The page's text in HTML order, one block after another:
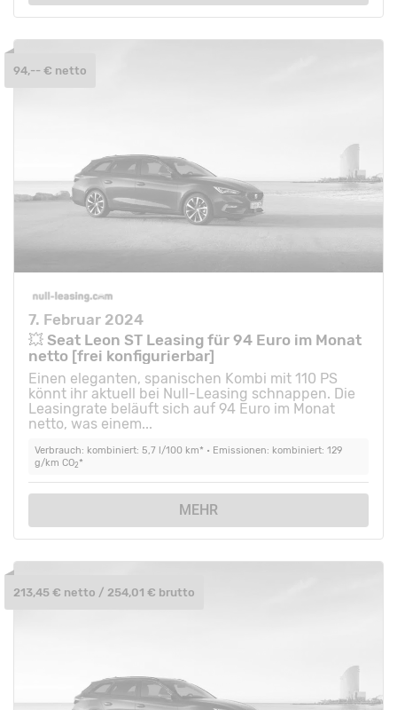
7. Februar 2024
💥 Seat Leon ST Leasing für 94 Euro im Monat
netto [frei konfigurierbar]
Einen eleganten, spanischen Kombi mit 110 PS
könnt ihr aktuell bei Null-Leasing schnappen. Die
Leasingrate beläuft sich auf 94 Euro im Monat
netto, was einem...
Verbrauch: kombiniert: 5,7 l/100 km* • Emissionen: kombiniert: 129
g/km CO2*
MEHR
94,-- € netto
213,45 € netto / 254,01 € brutto